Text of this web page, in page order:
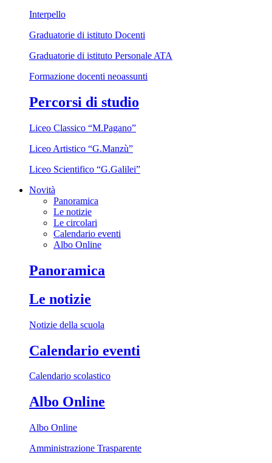
Interpello
Graduatorie di istituto Docenti
Graduatorie di istituto Personale ATA
Formazione docenti neoassunti
Percorsi di studio
Liceo Classico “M.Pagano”
Liceo Artistico “G.Manzù”
Liceo Scientifico “G.Galilei”
Novità
Panoramica
Le notizie
Le circolari
Calendario eventi
Albo Online
Panoramica
Le notizie
Notizie della scuola
Calendario eventi
Calendario scolastico
Albo Online
Albo Online
Amministrazione Trasparente